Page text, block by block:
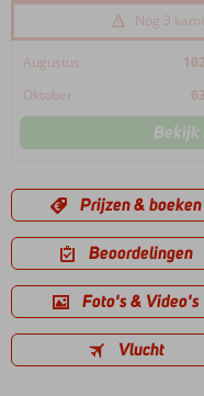
Nog 3
Augustus
Oktober
Bekijk
Prijzen & boeken
Beoordelingen
Foto's & Video's
Vlucht